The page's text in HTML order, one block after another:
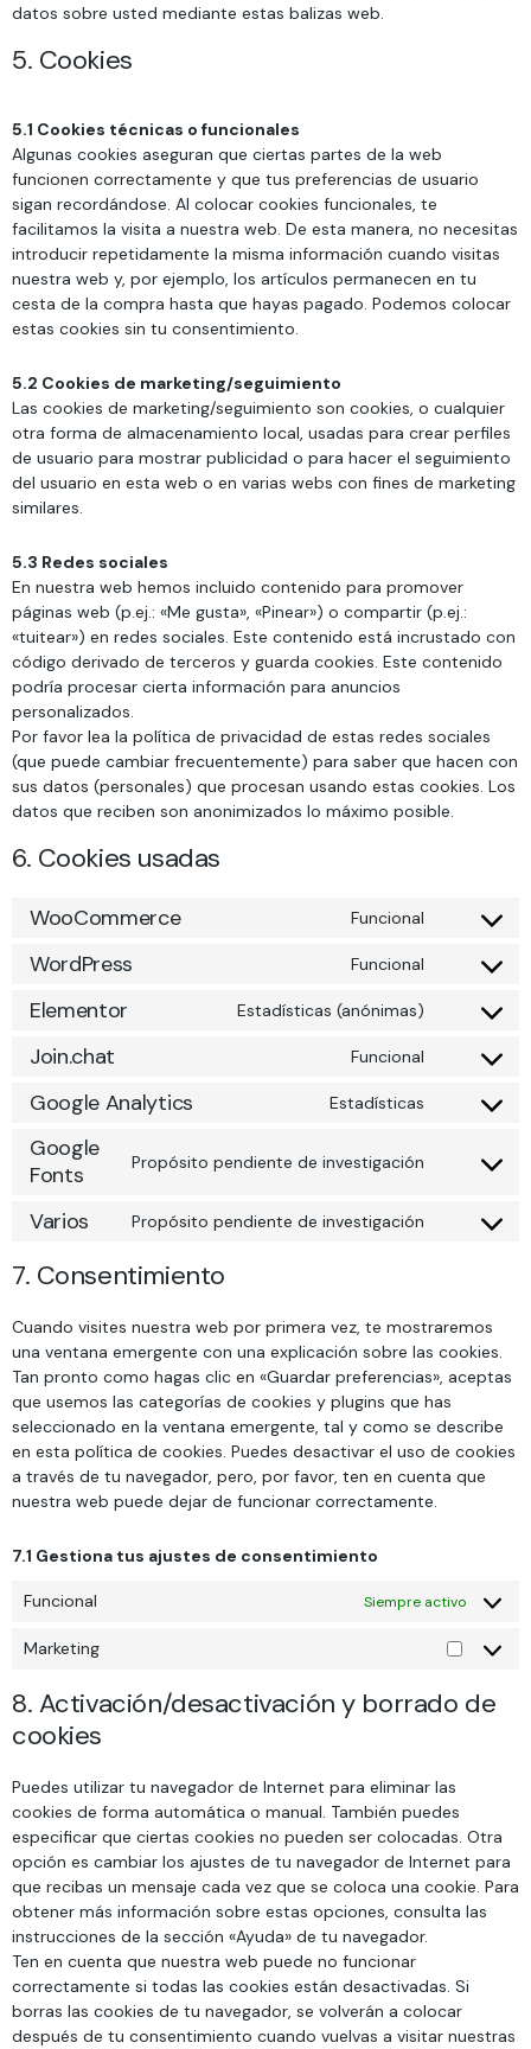
datos sobre usted mediante estas balizas web.
5. Cookies
5.1 Cookies técnicas o funcionales
Algunas cookies aseguran que ciertas partes de la web
funcionen correctamente y que tus preferencias de usuario
sigan recordándose. Al colocar cookies funcionales, te
facilitamos la visita a nuestra web. De esta manera, no necesitas
introducir repetidamente la misma información cuando visitas
nuestra web y, por ejemplo, los artículos permanecen en tu
cesta de la compra hasta que hayas pagado. Podemos colocar
estas cookies sin tu consentimiento.
5.2 Cookies de marketing/seguimiento
Las cookies de marketing/seguimiento son cookies, o cualquier
otra forma de almacenamiento local, usadas para crear perfiles
de usuario para mostrar publicidad o para hacer el seguimiento
del usuario en esta web o en varias webs con fines de marketing
similares.
5.3 Redes sociales
En nuestra web hemos incluido contenido para promover
páginas web (p.ej.: «Me gusta», «Pinear») o compartir (p.ej.:
«tuitear») en redes sociales. Este contenido está incrustado con
código derivado de terceros y guarda cookies. Este contenido
podría procesar cierta información para anuncios
personalizados.
Por favor lea la política de privacidad de estas redes sociales
(que puede cambiar frecuentemente) para saber que hacen con
sus datos (personales) que procesan usando estas cookies. Los
datos que reciben son anonimizados lo máximo posible.
6. Cookies usadas
WooCommerce Funcional
WordPress Funcional
Elementor Estadísticas (anónimas)
Join.chat Funcional
Google Analytics Estadísticas
Google
Fonts
Propósito pendiente de investigación
Varios Propósito pendiente de investigación
7. Consentimiento
Cuando visites nuestra web por primera vez, te mostraremos
una ventana emergente con una explicación sobre las cookies.
Tan pronto como hagas clic en «Guardar preferencias», aceptas
que usemos las categorías de cookies y plugins que has
seleccionado en la ventana emergente, tal y como se describe
en esta política de cookies. Puedes desactivar el uso de cookies
a través de tu navegador, pero, por favor, ten en cuenta que
nuestra web puede dejar de funcionar correctamente.
7.1 Gestiona tus ajustes de consentimiento
Funcional Siempre activo
Marketing
8. Activación/desactivación y borrado de
cookies
Puedes utilizar tu navegador de Internet para eliminar las
cookies de forma automática o manual. También puedes
especificar que ciertas cookies no pueden ser colocadas. Otra
opción es cambiar los ajustes de tu navegador de Internet para
que recibas un mensaje cada vez que se coloca una cookie. Para
obtener más información sobre estas opciones, consulta las
instrucciones de la sección «Ayuda» de tu navegador.
Ten en cuenta que nuestra web puede no funcionar
correctamente si todas las cookies están desactivadas. Si
borras las cookies de tu navegador, se volverán a colocar
después de tu consentimiento cuando vuelvas a visitar nuestras